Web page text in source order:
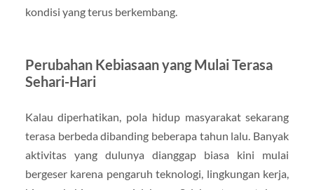
kondisi yang terus berkembang.
Perubahan Kebiasaan yang Mulai Terasa
Sehari-Hari
Kalau diperhatikan, pola hidup masyarakat sekarang
terasa berbeda dibanding beberapa tahun lalu. Banyak
aktivitas yang dulunya dianggap biasa kini mulai
bergeser karena pengaruh teknologi, lingkungan kerja,